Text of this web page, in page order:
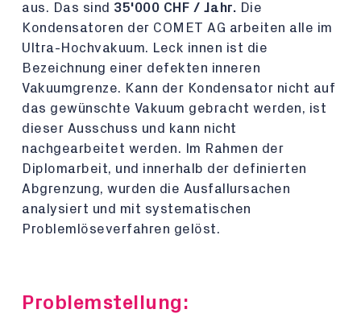
aus. Das sind 35'000 CHF / Jahr. Die
Kondensatoren der COMET AG arbeiten alle im
Ultra-Hochvakuum. Leck innen ist die
Bezeichnung einer defekten inneren
Vakuumgrenze. Kann der Kondensator nicht auf
das gewünschte Vakuum gebracht werden, ist
dieser Ausschuss und kann nicht
nachgearbeitet werden. Im Rahmen der
Diplomarbeit, und innerhalb der definierten
Abgrenzung, wurden die Ausfallursachen
analysiert und mit systematischen
Problemlöseverfahren gelöst.
Problemstellung: